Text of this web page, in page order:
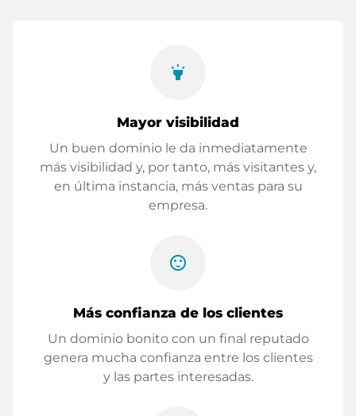
highlight
Mayor visibilidad
Un buen dominio le da inmediatamente
más visibilidad y, por tanto, más visitantes y,
en última instancia, más ventas para su
empresa.
sentiment_satisfied
Más confianza de los clientes
Un dominio bonito con un final reputado
genera mucha confianza entre los clientes
y las partes interesadas.